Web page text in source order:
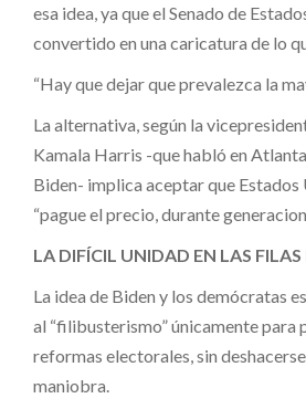
esa idea, ya que el Senado de
convertido en una caricatura de lo
“Hay que dejar que prevalezca la
La alternativa, según la
Kamala Harris -que habló en
Biden- implica aceptar que Estados
“pague el precio, durante
LA DIFÍCIL UNIDAD EN LAS
La idea de Biden y los demócratas
al “filibusterismo” únicamente para
reformas electorales, sin
maniobra.